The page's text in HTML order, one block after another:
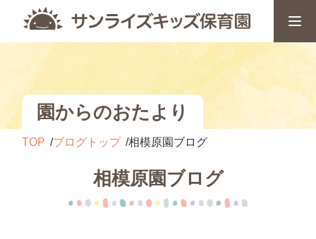
園からのおたより
TOP ブログトップ 相模原園ブログ
相模原園ブログ